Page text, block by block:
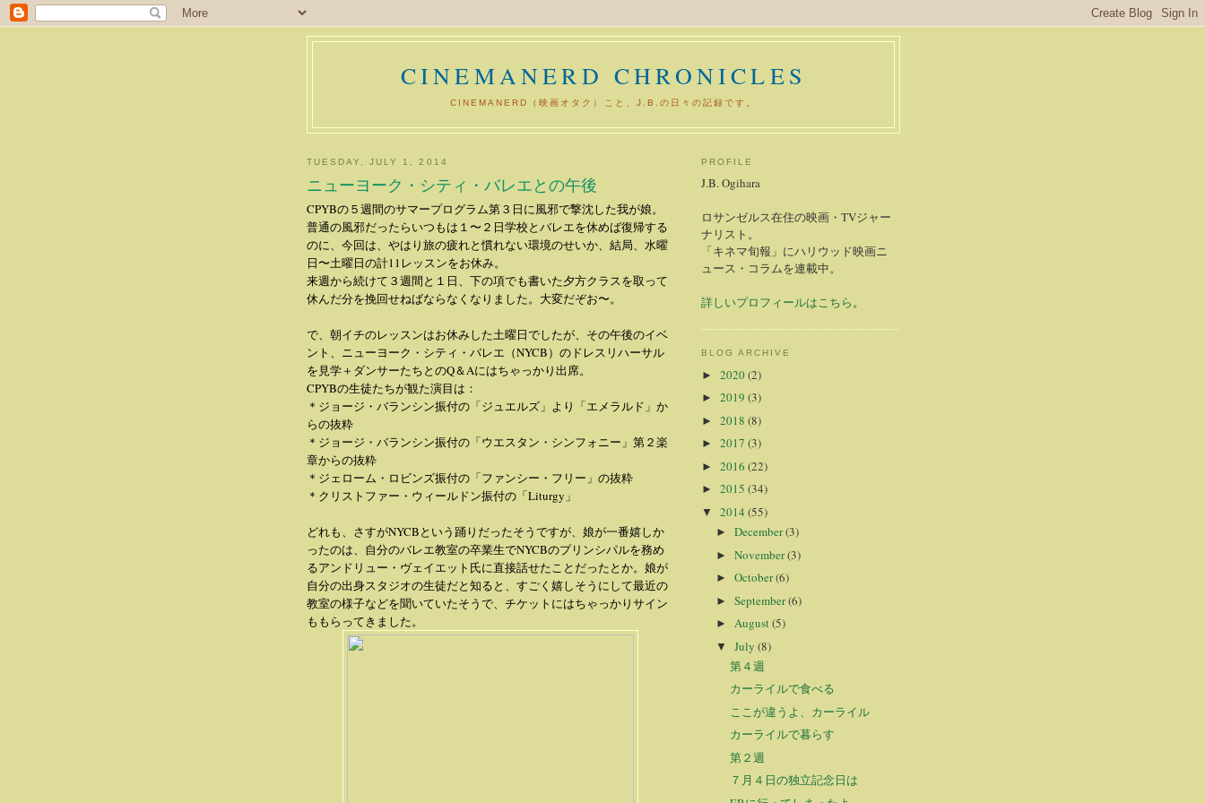
CINEMANERD CHRONICLES
CINEMANERD（映画オタク）こと、J.B.の日々の記録です。
TUESDAY, JULY 1, 2014
ニューヨーク・シティ・バレエとの午後
CPYBの５週間のサマープログラム第３日に風邪で撃沈した我が娘。
普通の風邪だったらいつもは１〜２日学校とバレエを休めば復帰する
のに、今回は、やはり旅の疲れと慣れない環境のせいか、結局、水曜
日〜土曜日の計11レッスンをお休み。
来週から続けて３週間と１日、下の項でも書いた夕方クラスを取って
休んだ分を挽回せねばならなくなりました。大変だぞお〜。
で、朝イチのレッスンはお休みした土曜日でしたが、その午後のイベ
ント、ニューヨーク・シティ・バレエ（NYCB）のドレスリハーサル
を見学＋ダンサーたちとのQ＆Aにはちゃっかり出席。
CPYBの生徒たちが観た演目は：
＊ジョージ・バランシン振付の「ジュエルズ」より「エメラルド」か
らの抜粋
＊ジョージ・バランシン振付の「ウエスタン・シンフォニー」第２楽
章からの抜粋
＊ジェローム・ロビンズ振付の「ファンシー・フリー」の抜粋
＊クリストファー・ウィールドン振付の「Liturgy」
どれも、さすがNYCBという踊りだったそうですが、娘が一番嬉しか
ったのは、自分のバレエ教室の卒業生でNYCBのプリンシパルを務め
るアンドリュー・ヴェイエット氏に直接話せたことだったとか。娘が
自分の出身スタジオの生徒だと知ると、すごく嬉しそうにして最近の
教室の様子などを聞いていたそうで、チケットにはちゃっかりサイン
ももらってきました。
PROFILE
J.B. Ogihara
ロサンゼルス在住の映画・TVジャー
ナリスト。
「キネマ旬報」にハリウッド映画ニ
ュース・コラムを連載中。
詳しいプロフィールはこちら。
BLOG ARCHIVE
► 2020(2)
► 2019 (3)
► 2018 (8)
► 2017 (3)
► 2016 (22)
► 2015 (34)
▼ 2014 (55)
► December(3)
► November(3)
► October(6)
► September(6)
► August(5)
▼ July (8)
第４週
カーライルで食べる
ここが違うよ、カーライル
カーライルで暮らす
第２週
７月４日の独立記念日は